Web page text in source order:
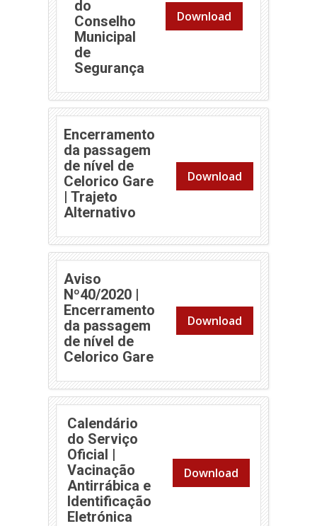
do
Conselho
Municipal
de
Segurança
Download
Encerramento
da passagem
de nível de
Celorico Gare
| Trajeto
Alternativo
Download
Aviso
Nº40/2020 |
Encerramento
da passagem
de nível de
Celorico Gare
Download
Calendário
do Serviço
Oficial |
Vacinação
Antirrábica e
Identificação
Eletrónica
Download